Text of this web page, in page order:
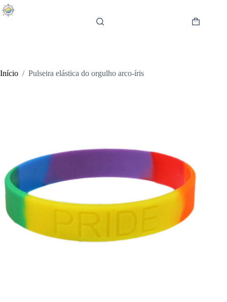
Pular
para
Carrinho
Início / Pulseira elástica do orgulho arco-íris